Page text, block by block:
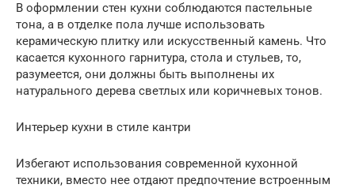
В оформлении стен кухни соблюдаются пастельные
тона, а в отделке пола лучше использовать
керамическую плитку или искусственный камень. Что
касается кухонного гарнитура, стола и стульев, то,
разумеется, они должны быть выполнены их
натурального дерева светлых или коричневых тонов.
Интерьер кухни в стиле кантри
Избегают использования современной кухонной
техники, вместо нее отдают предпочтение встроенным